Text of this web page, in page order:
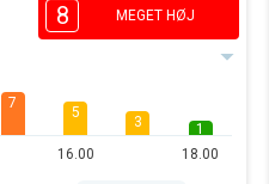
8 MEGET HØJ
7
5
16.00
3
1
18.00